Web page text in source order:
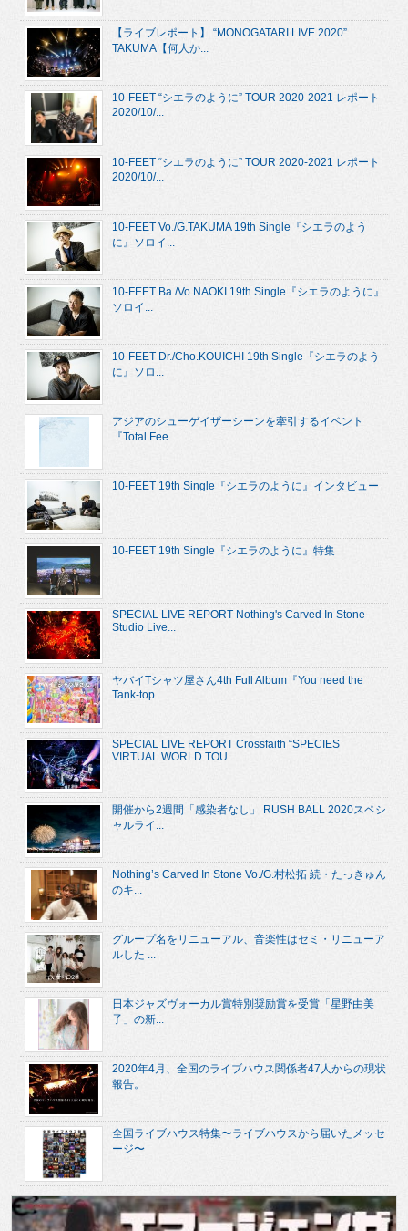
【ライブレポート】 “MONOGATARI LIVE 2020”
TAKUMA【何人か...
10-FEET “シエラのように” TOUR 2020-2021 レポート
2020/10/...
10-FEET “シエラのように” TOUR 2020-2021 レポート
2020/10/...
10-FEET Vo./G.TAKUMA 19th Single『シエラのよう
に』ソロイ...
10-FEET Ba./Vo.NAOKI 19th Single『シエラのように』
ソロイ...
10-FEET Dr./Cho.KOUICHI 19th Single『シエラのよう
に』ソロ...
アジアのシューゲイザーシーンを牽引するイベント
『Total Fee...
10-FEET 19th Single『シエラのように』インタビュー
10-FEET 19th Single『シエラのように』特集
SPECIAL LIVE REPORT Nothing's Carved In Stone
Studio Live...
ヤバイTシャツ屋さん4th Full Album『You need the
Tank-top...
SPECIAL LIVE REPORT Crossfaith “SPECIES
VIRTUAL WORLD TOU...
開催から2週間「感染者なし」 RUSH BALL 2020スペシ
ャルライ...
Nothing’s Carved In Stone Vo./G.村松拓 続・たっきゅん
のキ...
グループ名をリニューアル、音楽性はセミ・リニューア
ルした ...
日本ジャズヴォーカル賞特別奨励賞を受賞「星野由美
子」の新...
2020年4月、全国のライブハウス関係者47人からの現状
報告。
全国ライブハウス特集〜ライブハウスから届いたメッセ
ージ〜